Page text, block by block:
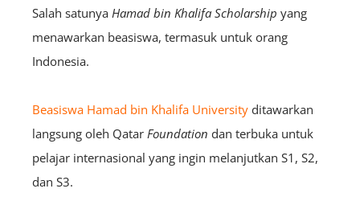
Salah satunya Hamad bin Khalifa Scholarship yang
menawarkan beasiswa, termasuk untuk orang
Indonesia.
Beasiswa Hamad bin Khalifa University ditawarkan
langsung oleh Qatar Foundation dan terbuka untuk
pelajar internasional yang ingin melanjutkan S1, S2,
dan S3.